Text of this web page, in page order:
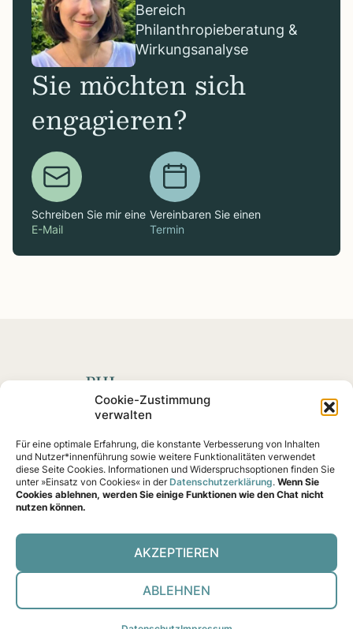
Cookie-Zustimmung
verwalten
Für eine optimale Erfahrung, die konstante Verbesserung von Inhalten
und Nutzer*innenführung sowie weitere Funktionalitäten verwendet
diese Seite Cookies. Informationen und Widerspruchsoptionen finden Sie
unter »Einsatz von Cookies« in derDatenschutzerklärung. Wenn Sie
Cookies ablehnen, werden Sie einige Funktionen wie den Chat nicht
nutzen können.
AKZEPTIEREN
ABLEHNEN
Bereich
Philanthropieberatung &
Wirkungsanalyse
Sie möchten sich
engagieren?
Schreiben Sie mir eine
E-Mail
Vereinbaren Sie einen
Termin
nachweislich eine Wirkung erzielen – von Klimaschutz
bis Gemeinschaftshilfe.
Über unsPrüf-Ver­fah­renTrans­pa­renz & ITZKon­takt
Daten­schutzImpres­sum